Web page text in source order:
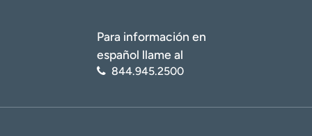
Para información en
español llame al
844.945.2500